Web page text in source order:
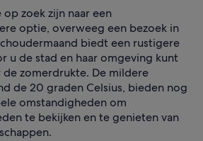
zoek zijn naar een
optie, overweeg een bezoek in
biedt een rustigere
u de stad en haar omgeving kunt
de zomerdrukte. De mildere
de 20 graden Celsius, bieden nog
omstandigheden om
te bekijken en te genieten van